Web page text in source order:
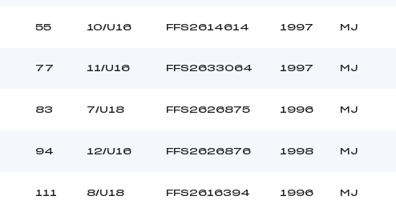
55 10/U16 FFS2614614 1997 MJ
77 11/U16 FFS2633064 1997 MJ
83 7/U18 FFS2626875 1996 MJ
94 12/U16 FFS2626876 1998 MJ
111 8/U18 FFS2616394 1996 MJ